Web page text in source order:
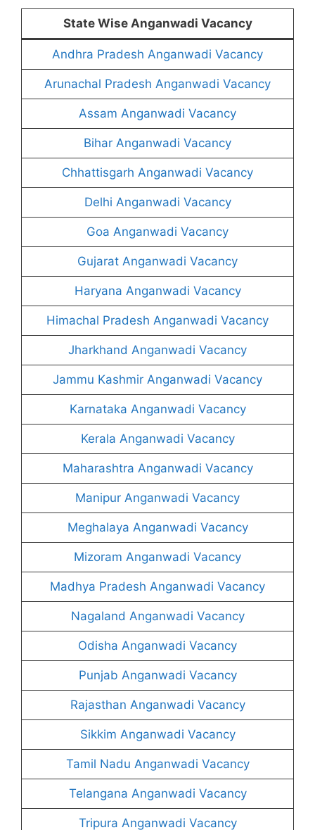
State Wise Anganwadi Vacancy
Andhra Pradesh Anganwadi Vacancy
Arunachal Pradesh Anganwadi Vacancy
Assam Anganwadi Vacancy
Bihar Anganwadi Vacancy
Chhattisgarh Anganwadi Vacancy
Delhi Anganwadi Vacancy
Goa Anganwadi Vacancy
Gujarat Anganwadi Vacancy
Haryana Anganwadi Vacancy
Himachal Pradesh Anganwadi Vacancy
Jharkhand Anganwadi Vacancy
Jammu Kashmir Anganwadi Vacancy
Karnataka Anganwadi Vacancy
Kerala Anganwadi Vacancy
Maharashtra Anganwadi Vacancy
Manipur Anganwadi Vacancy
Meghalaya Anganwadi Vacancy
Mizoram Anganwadi Vacancy
Madhya Pradesh Anganwadi Vacancy
Nagaland Anganwadi Vacancy
Odisha Anganwadi Vacancy
Punjab Anganwadi Vacancy
Rajasthan Anganwadi Vacancy
Sikkim Anganwadi Vacancy
Tamil Nadu Anganwadi Vacancy
Telangana Anganwadi Vacancy
Tripura Anganwadi Vacancy